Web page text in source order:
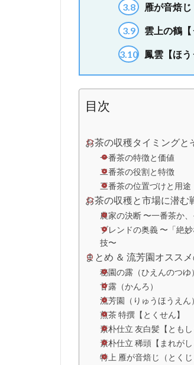
3.8 雁が音焙じ
3.9 雲上の鶴【
3.10 鳳雲【ほう
目次
お茶の収穫タイミングと
一番茶の特徴と価値
二番茶の役割と特徴
三番茶の位置づけと用途
お茶の収穫と市場に潜む
農家の決断 〜一番茶か
ブレンドの奥義 〜「絶
技〜
まとめ ＆ 流芳園オスス
秘園の露（ひえんのつゆ）
甘露（かんろ）
流芳園（りゅうほうえん）
煎茶 特撰【とくせん】
素朴仕立 友白髪【ともし
素朴仕立 稀頭【まれがし
特上 雁が音焙じ（とくじ